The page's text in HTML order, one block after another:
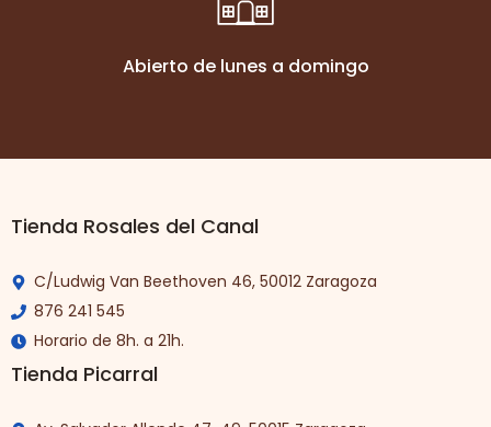
Abierto de lunes a domingo
Tienda Rosales del Canal
C/Ludwig Van Beethoven 46, 50012 Zaragoza
876 241 545
Horario de 8h. a 21h.
Tienda Picarral